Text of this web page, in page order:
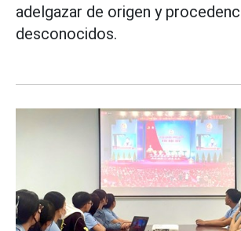
adelgazar de origen y
desconocidos.